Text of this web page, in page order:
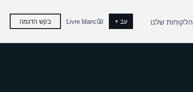
הלקוחות שלנו עב ▼
Livre blanc בקש הדגמה